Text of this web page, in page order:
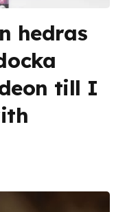
hedras
till I